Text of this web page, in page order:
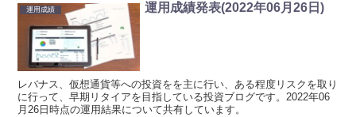
運用成績 運用成績発表(2022年06月26日)
レバナス、仮想通貨等への投資をを主に行い、ある程度リスクを取り
に行って、早期リタイアを目指している投資ブログです。2022年06
月26日時点の運用結果について共有しています。